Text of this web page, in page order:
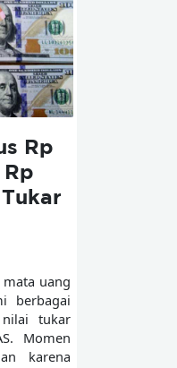
Rp
mata uang
berbagai
nilai tukar
Momen
karena